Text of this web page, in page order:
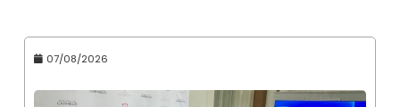
07/08/2026